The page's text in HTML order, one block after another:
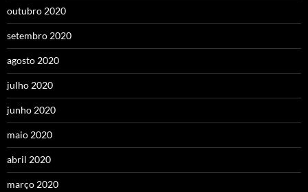
outubro 2020
setembro 2020
agosto 2020
julho 2020
junho 2020
maio 2020
abril 2020
março 2020